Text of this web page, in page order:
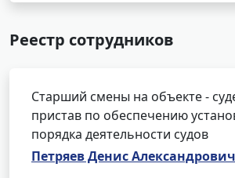
Реестр сотрудников
Старший смены на объекте -
пристав по обеспечению
порядка деятельности судов
Петряев Денис Александрович